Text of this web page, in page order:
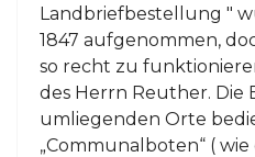
Landbriefbestellung "
1847 aufgenommen,
so recht zu
des Herrn Reuther. Die
umliegenden Orte
„Communalboten“ (